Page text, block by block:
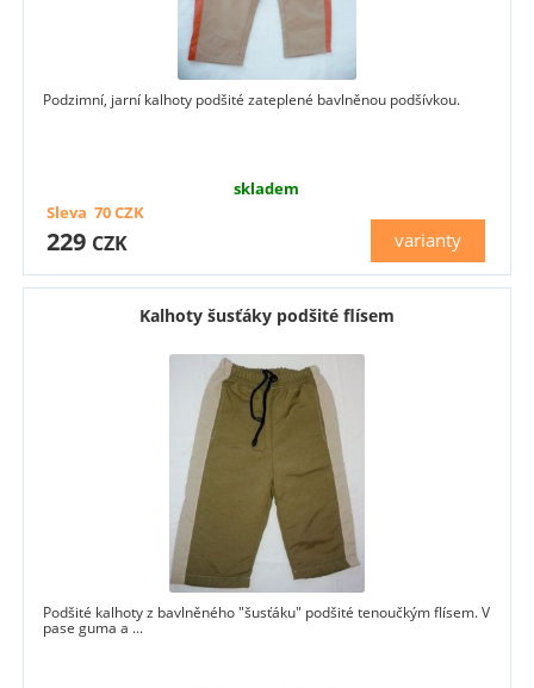
Podzimní, jarní kalhoty podšité zateplené bavlněnou podšívkou.
skladem
varianty
229 CZK
Sleva 70CZK
Kalhoty šusťáky podšité flísem
Podšité kalhoty z bavlněného "šusťáku" podšité tenoučkým flísem. V
pase guma a ...